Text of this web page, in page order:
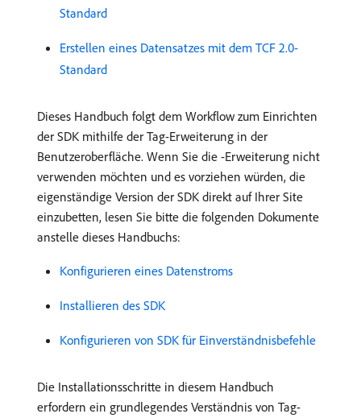
Standard
Erstellen eines Datensatzes mit dem TCF 2.0-
Standard
Dieses Handbuch folgt dem Workflow zum Einrichten
der SDK mithilfe der Tag-Erweiterung in der
Benutzeroberfläche. Wenn Sie die -Erweiterung nicht
verwenden möchten und es vorziehen würden, die
eigenständige Version der SDK direkt auf Ihrer Site
einzubetten, lesen Sie bitte die folgenden Dokumente
anstelle dieses Handbuchs:
Konfigurieren eines Datenstroms
Installieren des SDK
Konfigurieren von SDK für Einverständnisbefehle
Die Installationsschritte in diesem Handbuch
erfordern ein grundlegendes Verständnis von Tag-